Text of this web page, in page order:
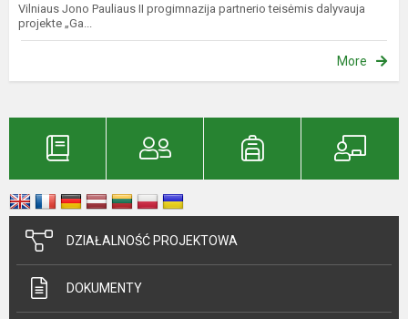
Vilniaus Jono Pauliaus II progimnazija partnerio teisėmis dalyvauja
projekte „Ga...
More
DZIAŁALNOŚĆ PROJEKTOWA
DOKUMENTY